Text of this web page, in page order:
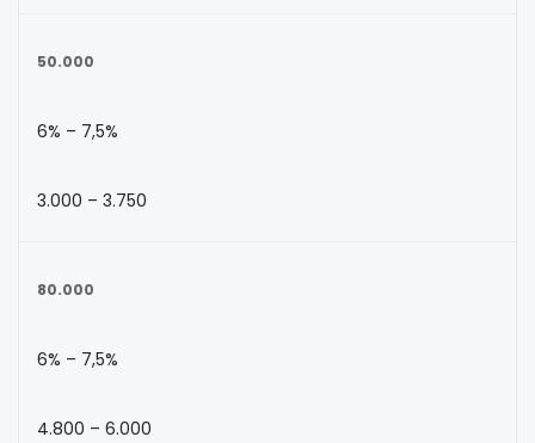
50.000
6% – 7,5%
3.000 – 3.750
80.000
6% – 7,5%
4.800 – 6.000